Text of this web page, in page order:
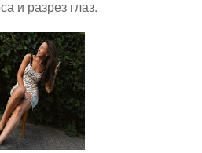
и разрез глаз.